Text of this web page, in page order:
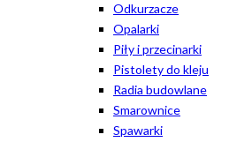
Odkurzacze
Opalarki
Piły i przecinarki
Pistolety do kleju
Radia budowlane
Smarownice
Spawarki